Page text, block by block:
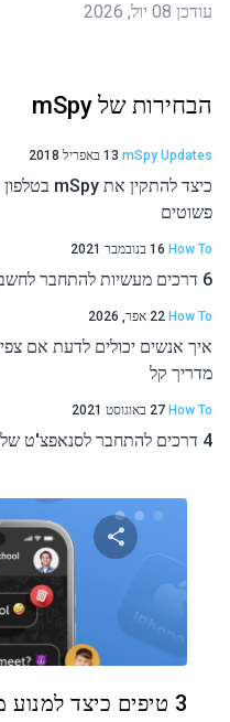
עודכן 08 יול, 2026
הבחירות של mSpy
mSpy Updates 13 באפריל 2018
פשוטים
How To 16 בנובמבר 2021
6 דרכים מעשיות להתחבר לחשבון האינסטגרם של מישהו
How To 22 אפר, 2026
איך אנשים יכולים לדעת אם
מדריך קל
How To 27 באוגוסט 2021
4 דרכים להתחבר לסנאפצ'ט של מישהו בלי סיסמה
שתף
3 טיפים כיצד למנוע מילדים למחוק…